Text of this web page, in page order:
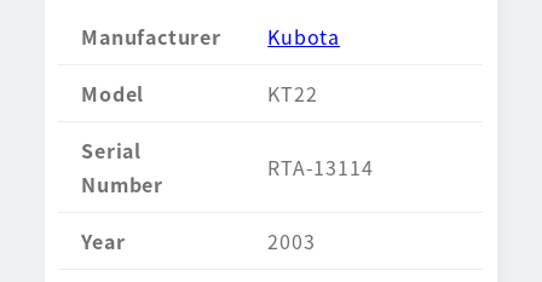
Manufacturer
Kubota
Model
KT22
Serial
Number
RTA-13114
Year
2003